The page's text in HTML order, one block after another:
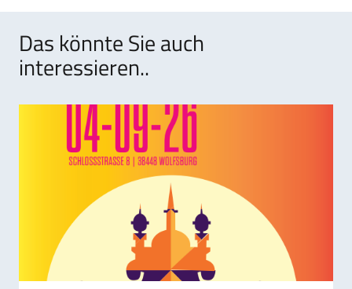
Das könnte Sie auch
interessieren..